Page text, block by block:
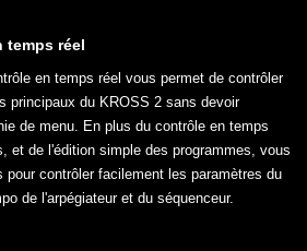
temps réel
en temps réel vous permet de contrôler
principaux du KROSS 2 sans devoir
de menu. En plus du contrôle en temps
et de l'édition simple des programmes, vous
contrôler facilement les paramètres du
de l'arpégiateur et du séquenceur.